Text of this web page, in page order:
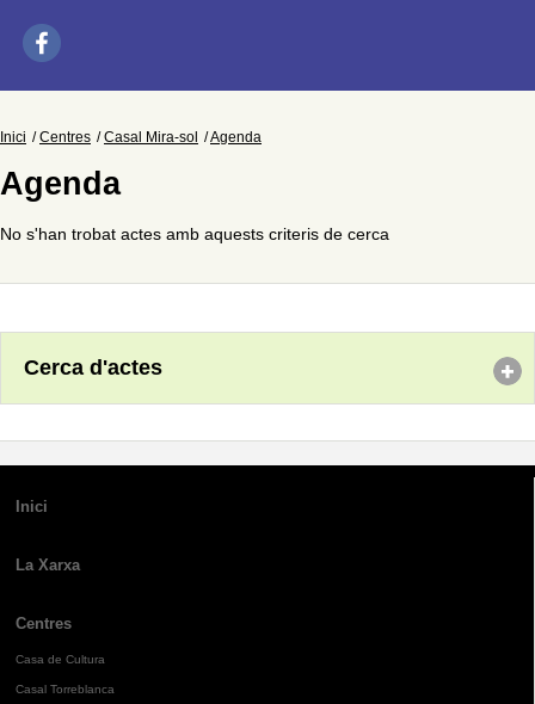
Inici Centres Casal Mira-sol Agenda
Agenda
No s'han trobat actes amb aquests criteris de cerca
Cerca d'actes
Inici
La Xarxa
Centres
Casa de Cultura
Casal Torreblanca